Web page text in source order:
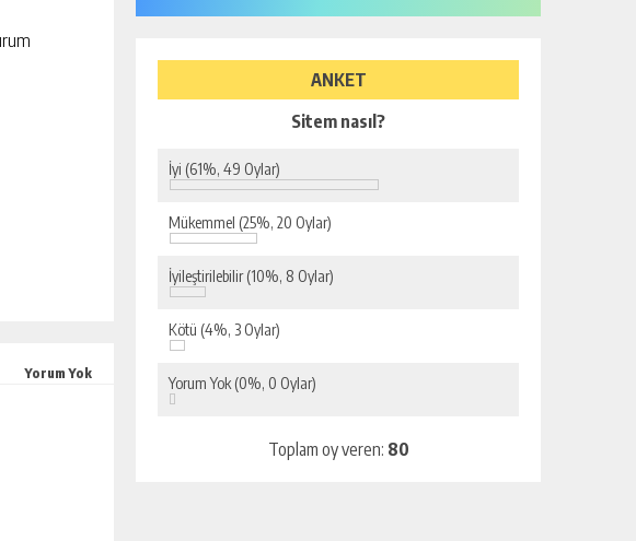
Yorum Yok
ANKET
Sitem nasıl?
İyi (61%, 49 Oylar)
Mükemmel (25%, 20 Oylar)
İyileştirilebilir(10%, 8 Oylar)
Kötü (4%, 3 Oylar)
Yorum Yok (0%, 0 Oylar)
Toplam oy veren: 80